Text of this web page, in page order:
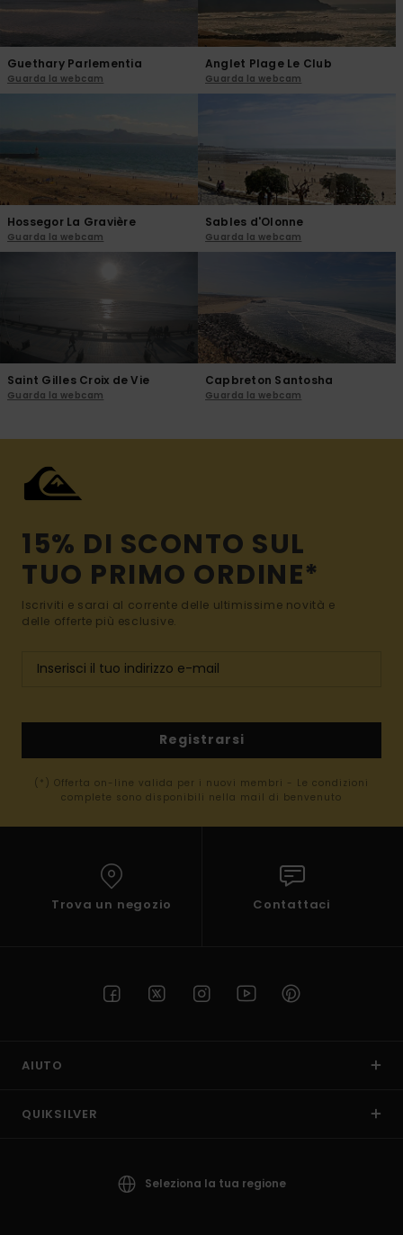
Guethary Parlementia
Guarda la webcam
Anglet Plage Le Club
Guarda la webcam
Hossegor La Gravière
Guarda la webcam
Sables d'Olonne
Guarda la webcam
Saint Gilles Croix de Vie
Guarda la webcam
Capbreton Santosha
Guarda la webcam
15% DI SCONTO SUL
TUO PRIMO ORDINE*
Iscriviti e sarai al corrente delle ultimissime novità e
delle offerte più esclusive.
Registrarsi
(*) Offerta on-line valida per i nuovi membri - Le condizioni
complete sono disponibili nella mail di benvenuto
Trova un negozio Contattaci
AIUTO
QUIKSILVER
Seleziona la tua regione